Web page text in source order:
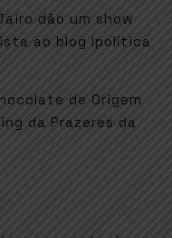
dão um show
ao blog Ipolítica
de Origem
da Prazeres da